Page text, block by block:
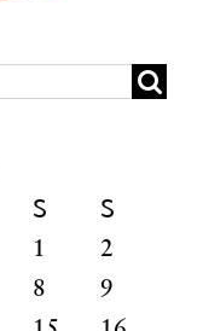
S S
1
2
8
9